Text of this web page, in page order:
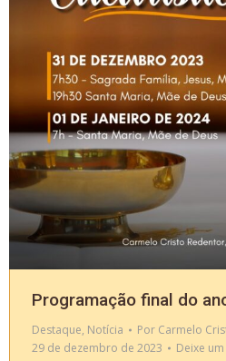
Programação final do
Destaque, Notícia Por Carmelo
29 de dezembro de 2023
Deixe